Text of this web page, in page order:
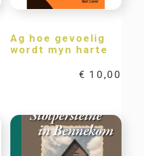
Ag hoe gevoelig
wordt myn harte
€ 10,00